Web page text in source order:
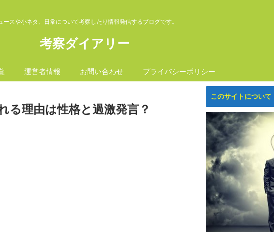
ースや小ネタ、日常について考察したり情報発信するブログです。
考察ダイアリー
運営者情報 お問い合わせ プライバシーポリシー
る理由は性格と過激発言？
このサイトについて